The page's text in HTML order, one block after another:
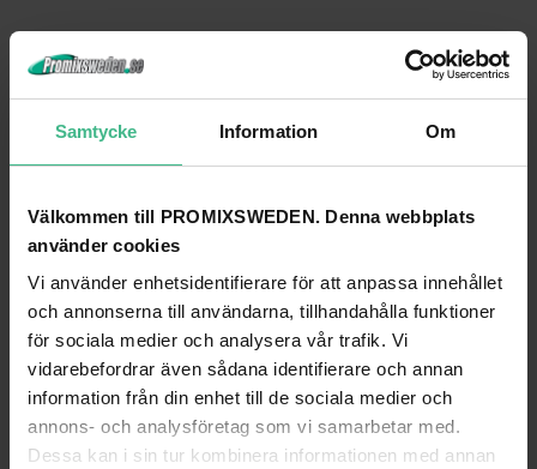
Samtycke Information Om
Välkommen till PROMIXSWEDEN. Denna webbplats
använder cookies
Vi använder enhetsidentifierare för att anpassa innehållet
och annonserna till användarna, tillhandahålla funktioner
för sociala medier och analysera vår trafik. Vi
vidarebefordrar även sådana identifierare och annan
information från din enhet till de sociala medier och
annons- och analysföretag som vi samarbetar med.
Dessa kan i sin tur kombinera informationen med annan
ROADINGER MIXER CASE PRO MCA-19, BLACK, 4U
Roadinger Mixer case Pro MCA-19, 4U, svart